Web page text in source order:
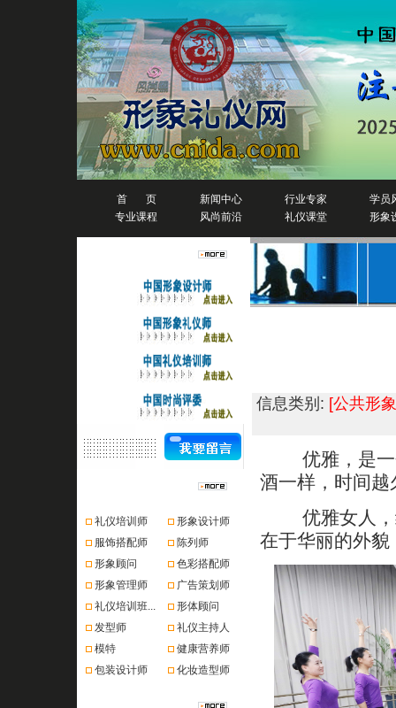
首 页 新闻中心 行业专家
学员
专业课程
风尚前沿 礼仪课堂 形象
礼仪培训师
形象设计师
服饰搭配师
陈列师
形象顾问
色彩搭配师
形象管理师
广告策划师
礼仪培训班...
形体顾问
发型师
礼仪主持人
模特
健康营养师
包装设计师
化妆造型师
信息类别: [公共形
优雅，是一个
酒一样，时间越
优雅女人，给
在于华丽的外